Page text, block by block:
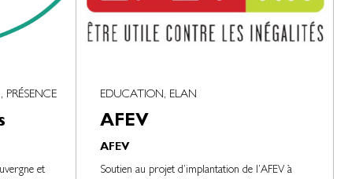
et
EDUCATION, ELAN
AFEV
AFEV
Soutien au projet d’implantation de l’AFEV à